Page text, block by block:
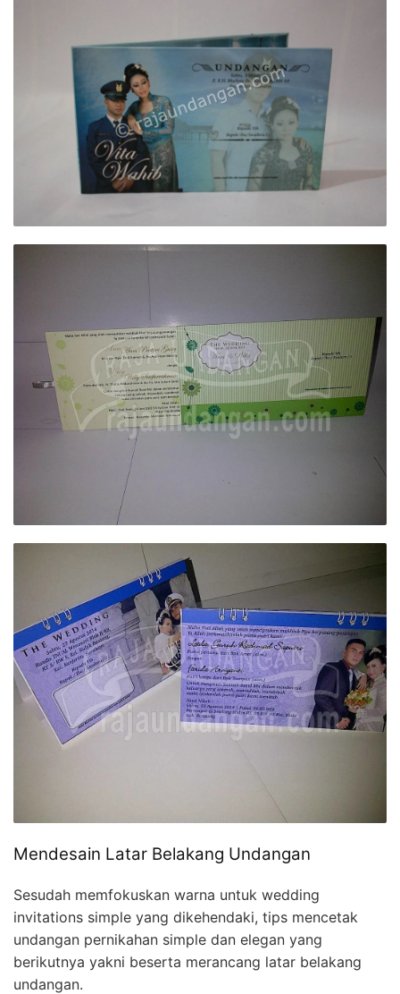
Mendesain Latar Belakang Undangan
Sesudah memfokuskan warna untuk wedding
invitations simple yang dikehendaki, tips mencetak
undangan pernikahan simple dan elegan yang
berikutnya yakni beserta merancang latar belakang
undangan.